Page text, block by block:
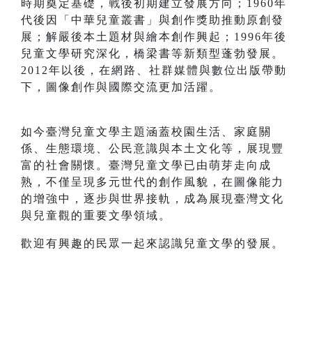
時期奠定基礎，戰後初期建立發展方向；1960年
代後因「中華兒童叢書」與創作獎助推動原創發
展；解嚴後本土題材與繪本創作興起；1996年後
兒童文學研究深化，橋梁書等新類型蓬勃發展。
2012年以後，在網路、社群媒體與數位出版帶動
下，圖像創作與國際交流更加活躍。
如今臺灣兒童文學主題涵蓋校園生活、家庭關
係、生態環境、公民意識與本土文化等，展現豐
富的社會關懷。臺灣兒童文學已由萌芽走向成
熟，不僅呈現多元世代的創作風貌，在圖像能力
的增強中，逐步與世界接軌，成為展現臺灣文化
與兒童觀的重要文學領域。
歡迎有興趣的民眾一起來認識兒童文學的發展。